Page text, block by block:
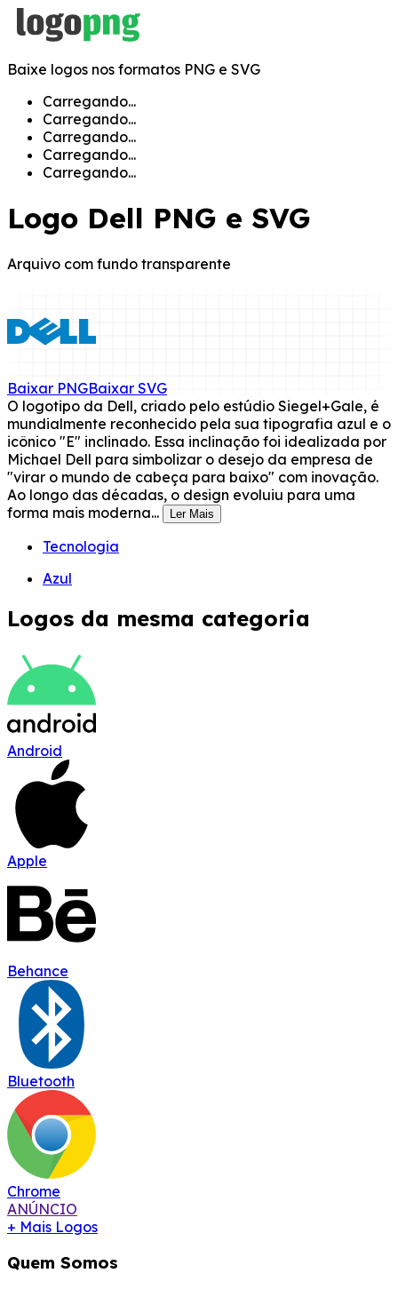
Baixe logos nos formatos PNG e SVG
Carregando...
Carregando...
Carregando...
Carregando...
Carregando...
Logo Dell PNG e SVG
Arquivo com fundo transparente
Baixar PNGBaixar SVG
O logotipo da Dell, criado pelo estúdio Siegel+Gale, é
mundialmente reconhecido pela sua tipografia azul e o
icônico "E" inclinado. Essa inclinação foi idealizada por
Michael Dell para simbolizar o desejo da empresa de
"virar o mundo de cabeça para baixo" com inovação.
Ao longo das décadas, o design evoluiu para uma
forma mais moderna...
Ler Mais
Tecnologia
Azul
Logos da mesma categoria
Android
Apple
Behance
Bluetooth
Chrome
ANÚNCIO
+ Mais Logos
Quem Somos